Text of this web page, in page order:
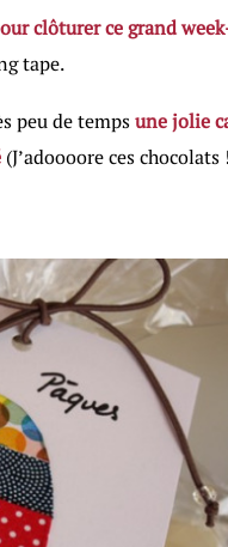
clôturer ce grand
tape.
peu de tempsune jolie
(J’adoooore ces